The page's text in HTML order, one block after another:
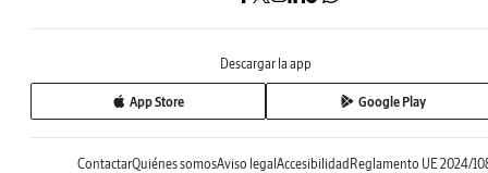
Descargar la app
App Store Google Play
ContactarQuiénes somosAviso legal Accesibilidad Reglamento UE 2024/